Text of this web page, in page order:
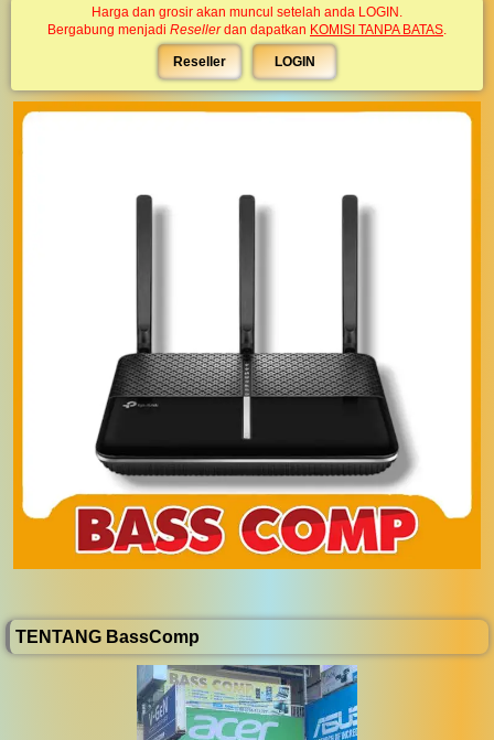
Harga dan grosir akan muncul setelah anda LOGIN.
Bergabung menjadi Resellerdan dapatkan KOMISI TANPA BATAS.
Reseller LOGIN
TENTANG BassComp